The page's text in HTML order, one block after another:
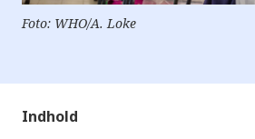
Foto: WHO/A. Loke
Indhold